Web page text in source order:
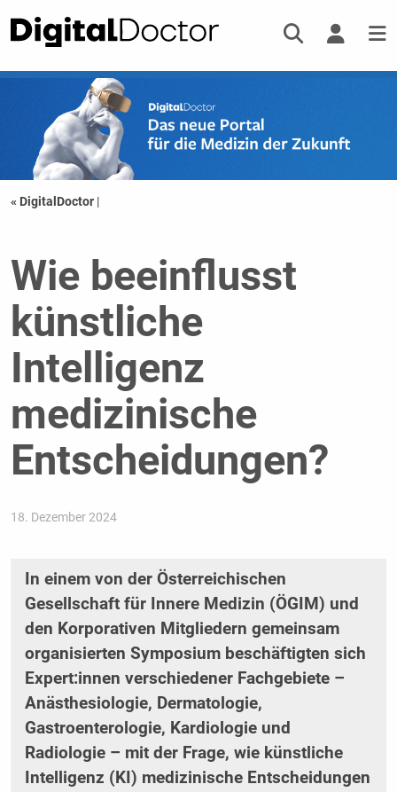
« DigitalDoctor |
Wie beeinflusst
künstliche
Intelligenz
medizinische
Entscheidungen?
18. Dezember 2024
In einem von der Österreichischen
Gesellschaft für Innere Medizin (ÖGIM) und
den Korporativen Mitgliedern gemeinsam
organisierten Symposium beschäftigten sich
Expert:innen verschiedener Fachgebiete –
Anästhesiologie, Dermatologie,
Gastroenterologie, Kardiologie und
Radiologie – mit der Frage, wie künstliche
Intelligenz (KI) medizinische Entscheidungen